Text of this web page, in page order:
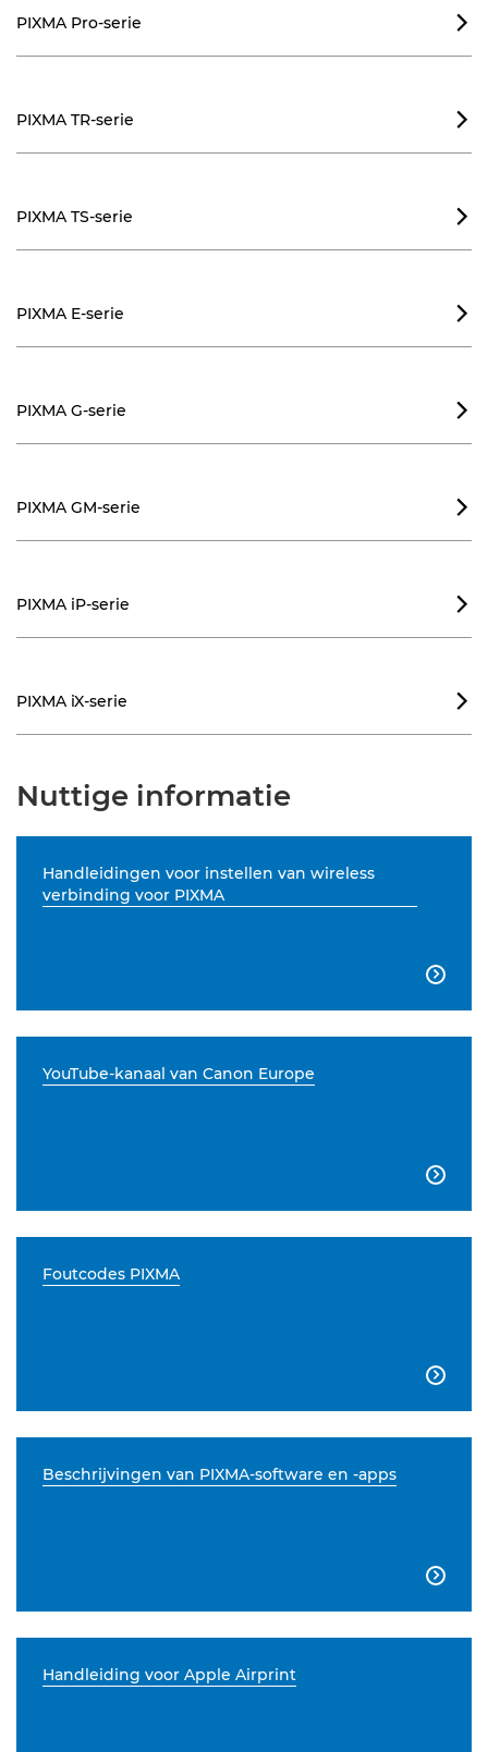
PIXMA Pro-serie 
PIXMA TR-serie 
PIXMA TS-serie 
PIXMA E-serie 
PIXMA G-serie 
PIXMA GM-serie 
PIXMA iP-serie 
PIXMA iX-serie 
Nuttige informatie
Handleidingen voor instellen van wireless
verbinding voor PIXMA

YouTube-kanaal van Canon Europe

Foutcodes PIXMA

Beschrijvingen van PIXMA-software en -apps

Handleiding voor Apple Airprint